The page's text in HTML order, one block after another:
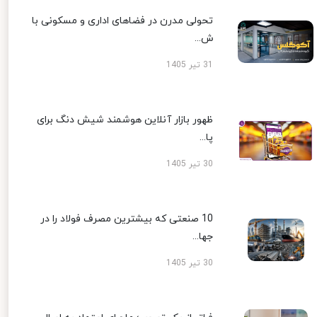
تحولی مدرن در فضاهای اداری و مسکونی با
ش...
ظهور بازار آنلاین هوشمند شیش دنگ برای
پا...
30 تیر 1405
10 صنعتی که بیشترین مصرف فولاد را در
جها...
30 تیر 1405